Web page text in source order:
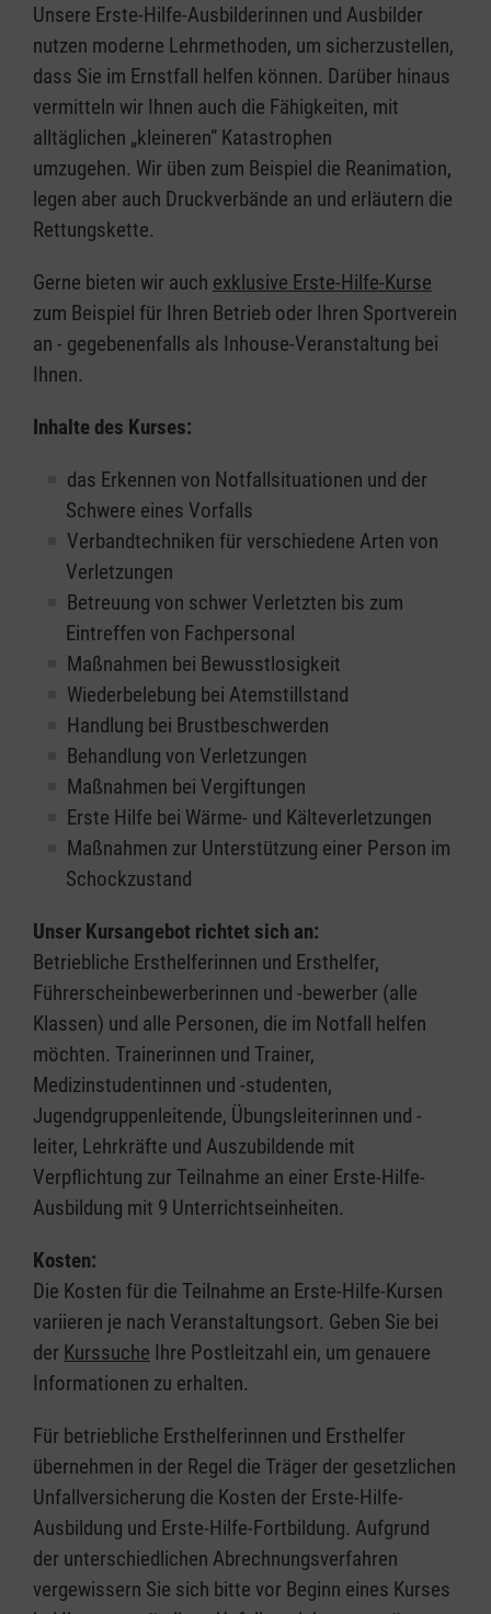
Unsere Erste-Hilfe-Ausbilderinnen und Ausbilder
nutzen moderne Lehrmethoden, um sicherzustellen,
dass Sie im Ernstfall helfen können. Darüber hinaus
vermitteln wir Ihnen auch die Fähigkeiten, mit
alltäglichen „kleineren” Katastrophen
umzugehen. Wir üben zum Beispiel die Reanimation,
legen aber auch Druckverbände an und erläutern die
Rettungskette.
Gerne bieten wir auch exklusive Erste-Hilfe-Kurse
zum Beispiel für Ihren Betrieb oder Ihren Sportverein
an - gegebenenfalls als Inhouse-Veranstaltung bei
Ihnen.
Inhalte des Kurses:
das Erkennen von Notfallsituationen und der
Schwere eines Vorfalls
Verbandtechniken für verschiedene Arten von
Verletzungen
Betreuung von schwer Verletzten bis zum
Eintreffen von Fachpersonal
Maßnahmen bei Bewusstlosigkeit
Wiederbelebung bei Atemstillstand
Handlung bei Brustbeschwerden
Behandlung von Verletzungen
Maßnahmen bei Vergiftungen
Erste Hilfe bei Wärme- und Kälteverletzungen
Maßnahmen zur Unterstützung einer Person im
Schockzustand
Unser Kursangebot richtet sich an:
Betriebliche Ersthelferinnen und Ersthelfer,
Führerscheinbewerberinnen und -bewerber (alle
Klassen) und alle Personen, die im Notfall helfen
möchten. Trainerinnen und Trainer,
Medizinstudentinnen und -studenten,
Jugendgruppenleitende, Übungsleiterinnen und -
leiter, Lehrkräfte und Auszubildende mit
Verpflichtung zur Teilnahme an einer Erste-Hilfe-
Ausbildung mit 9 Unterrichtseinheiten.
Kosten:
Die Kosten für die Teilnahme an Erste-Hilfe-Kursen
variieren je nach Veranstaltungsort. Geben Sie bei
der Kurssuche Ihre Postleitzahl ein, um genauere
Informationen zu erhalten.
Für betriebliche Ersthelferinnen und Ersthelfer
übernehmen in der Regel die Träger der gesetzlichen
Unfallversicherung die Kosten der Erste-Hilfe-
Ausbildung und Erste-Hilfe-Fortbildung. Aufgrund
der unterschiedlichen Abrechnungsverfahren
vergewissern Sie sich bitte vor Beginn eines Kurses